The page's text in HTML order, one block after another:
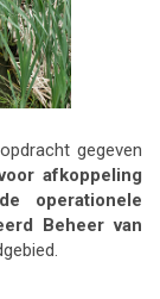
gegeven
afkoppeling
de operationele
Beheer van